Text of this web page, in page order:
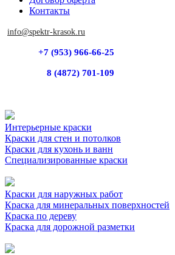
Контакты
info@spektr-krasok.ru
+7 (953) 966-66-25
8 (4872) 701-109
Интерьерные краски
Краски для стен и потолков
Краски для кухонь и ванн
Специализированные краски
Краски для наружных работ
Краска для минеральных поверхностей
Краска по дереву
Краска для дорожной разметки